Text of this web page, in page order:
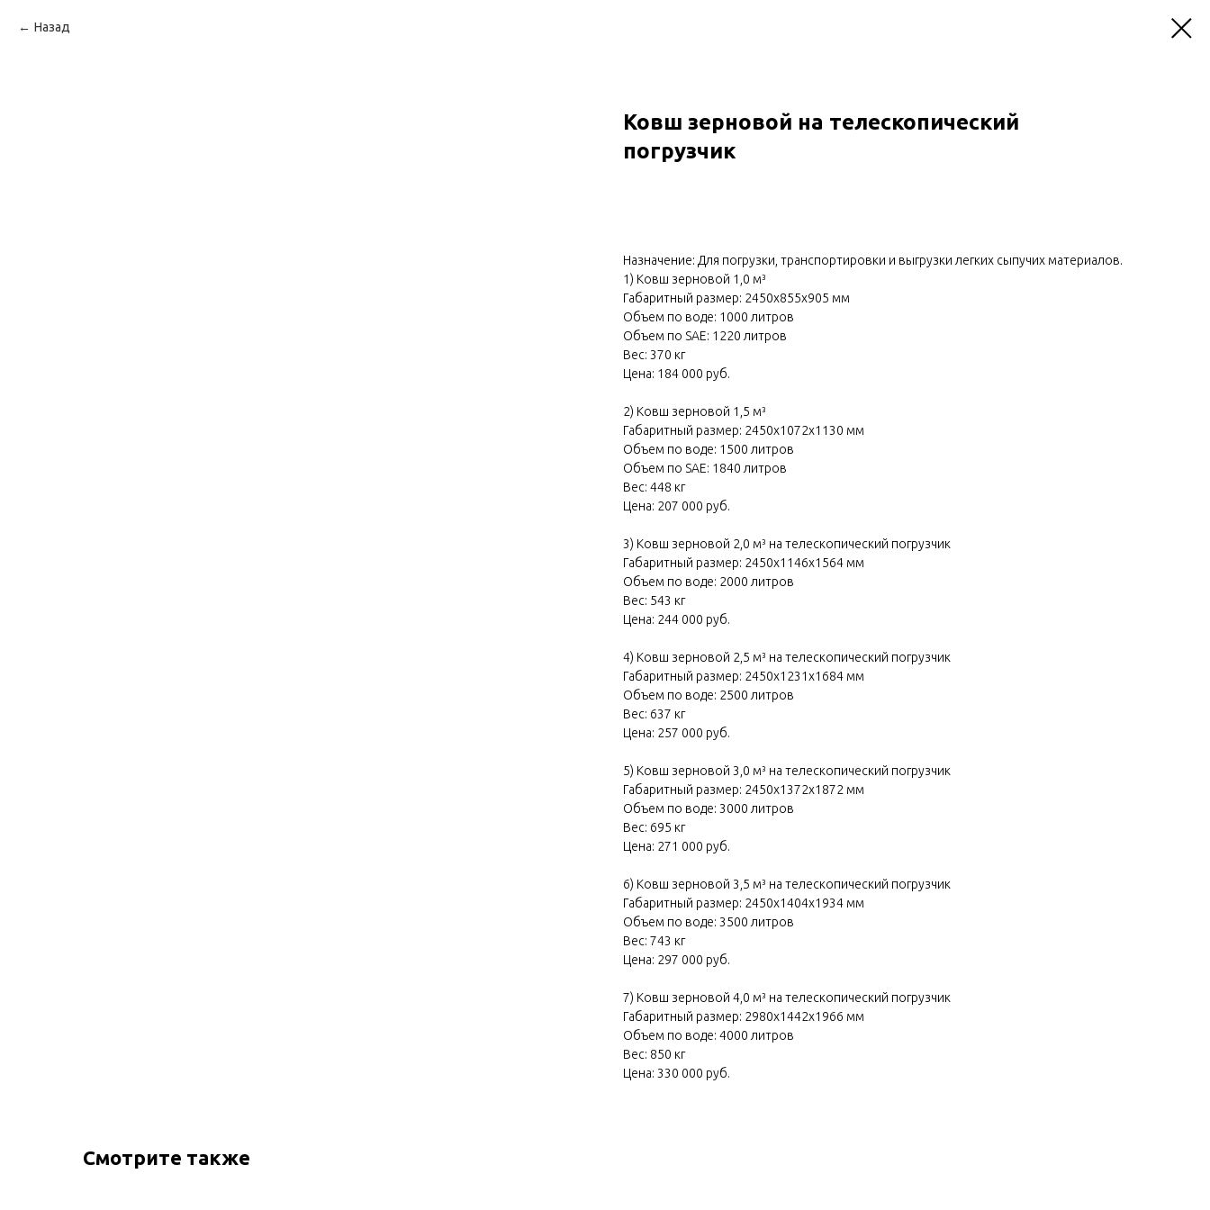
Назад
Ковш зерновой на телескопический
погрузчик
Назначение: Для погрузки, транспортировки и выгрузки легких сыпучих материалов.
1) Ковш зерновой 1,0 м³
Габаритный размер: 2450х855х905 мм
Объем по воде: 1000 литров
Объем по SAE: 1220 литров
Вес: 370 кг
Цена: 184 000 руб.
2) Ковш зерновой 1,5 м³
Габаритный размер: 2450х1072х1130 мм
Объем по воде: 1500 литров
Объем по SAE: 1840 литров
Вес: 448 кг
Цена: 207 000 руб.
3) Ковш зерновой 2,0 м³ на телескопический погрузчик
Габаритный размер: 2450х1146х1564 мм
Объем по воде: 2000 литров
Вес: 543 кг
Цена: 244 000 руб.
4) Ковш зерновой 2,5 м³ на телескопический погрузчик
Габаритный размер: 2450х1231х1684 мм
Объем по воде: 2500 литров
Вес: 637 кг
Цена: 257 000 руб.
5) Ковш зерновой 3,0 м³ на телескопический погрузчик
Габаритный размер: 2450х1372х1872 мм
Объем по воде: 3000 литров
Вес: 695 кг
Цена: 271 000 руб.
6) Ковш зерновой 3,5 м³ на телескопический погрузчик
Габаритный размер: 2450х1404х1934 мм
Объем по воде: 3500 литров
Вес: 743 кг
Цена: 297 000 руб.
7) Ковш зерновой 4,0 м³ на телескопический погрузчик
Габаритный размер: 2980х1442х1966 мм
Объем по воде: 4000 литров
Вес: 850 кг
Цена: 330 000 руб.
Смотрите также